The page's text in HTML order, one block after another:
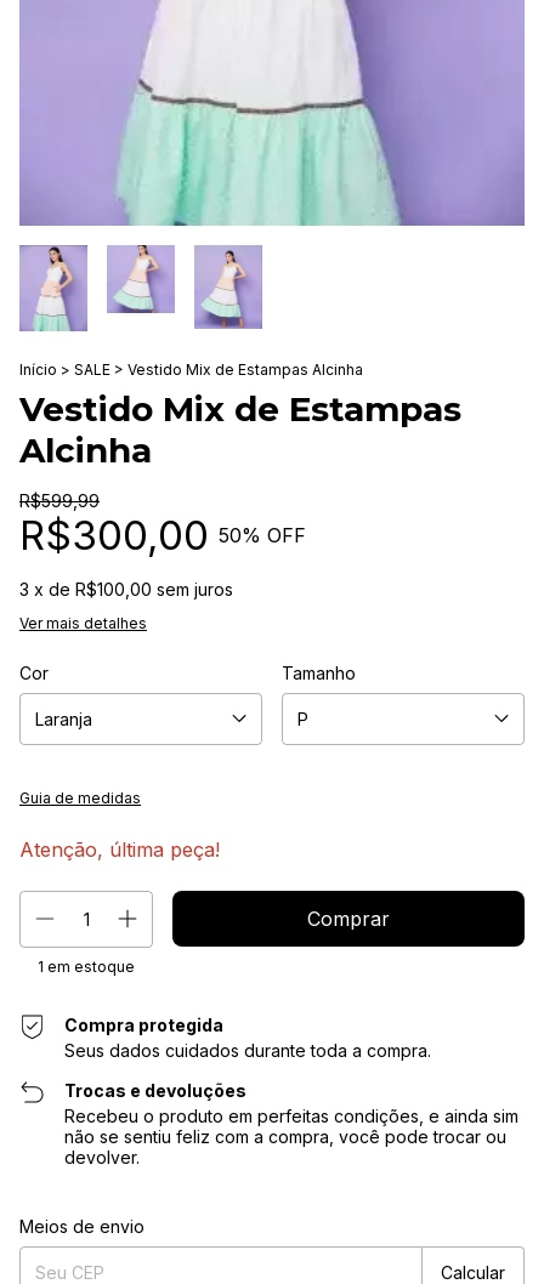
Início > SALE > Vestido Mix de Estampas Alcinha
Vestido Mix de Estampas
Alcinha
R$599,99
R$300,00 50% OFF
3 x de R$100,00 sem juros
Ver mais detalhes
Cor Tamanho
Guia de medidas
Atenção, última peça!
1 em estoque
Compra protegida
Seus dados cuidados durante toda a compra.
Trocas e devoluções
Recebeu o produto em perfeitas condições, e ainda sim
não se sentiu feliz com a compra, você pode trocar ou
devolver.
Entregas para o CEP:
Meios de envio
Calcular